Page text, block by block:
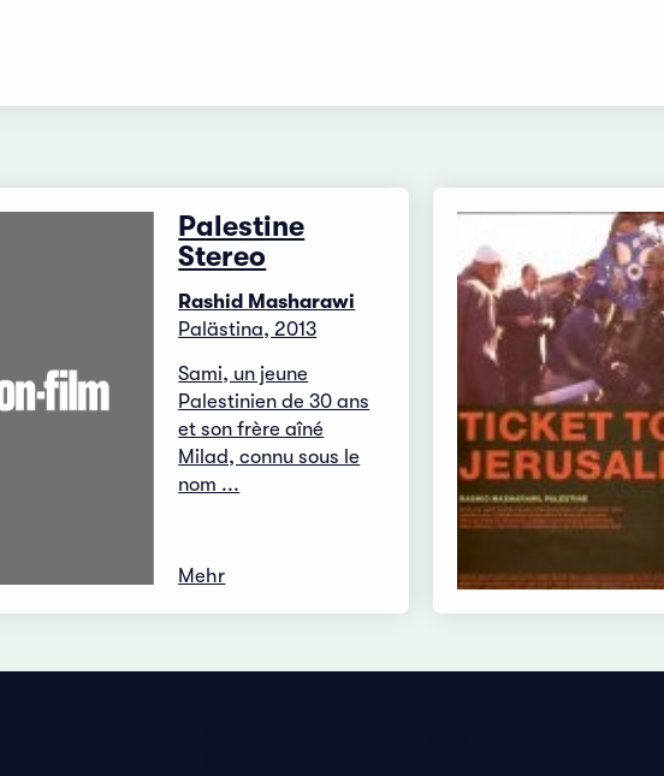
Palestine
Stereo
Rashid Masharawi
Palästina, 2013
Sami, un jeune
Palestinien de 30 ans
et son frère aîné
Milad, connu sous le
nom ...
Mehr